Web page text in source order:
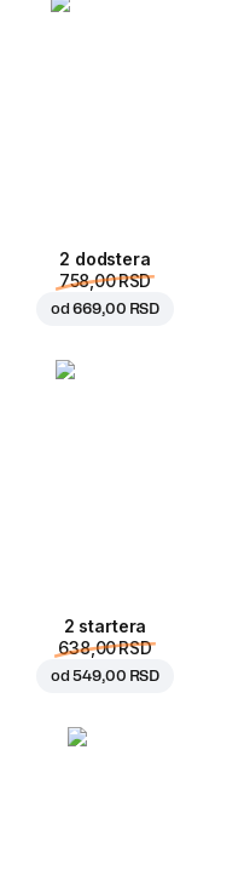
2 dodstera
758,00 RSD
od669,00 RSD
2 startera
638,00 RSD
od549,00 RSD